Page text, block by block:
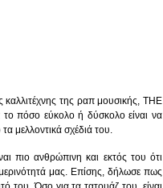
της ραπ μουσικής, THE
το πόσο εύκολο ή δύσκολο είναι να
μελλοντικά σχέδιά του.
πιο ανθρώπινη και εκτός του ότι
μας. Επίσης, δήλωσε πως